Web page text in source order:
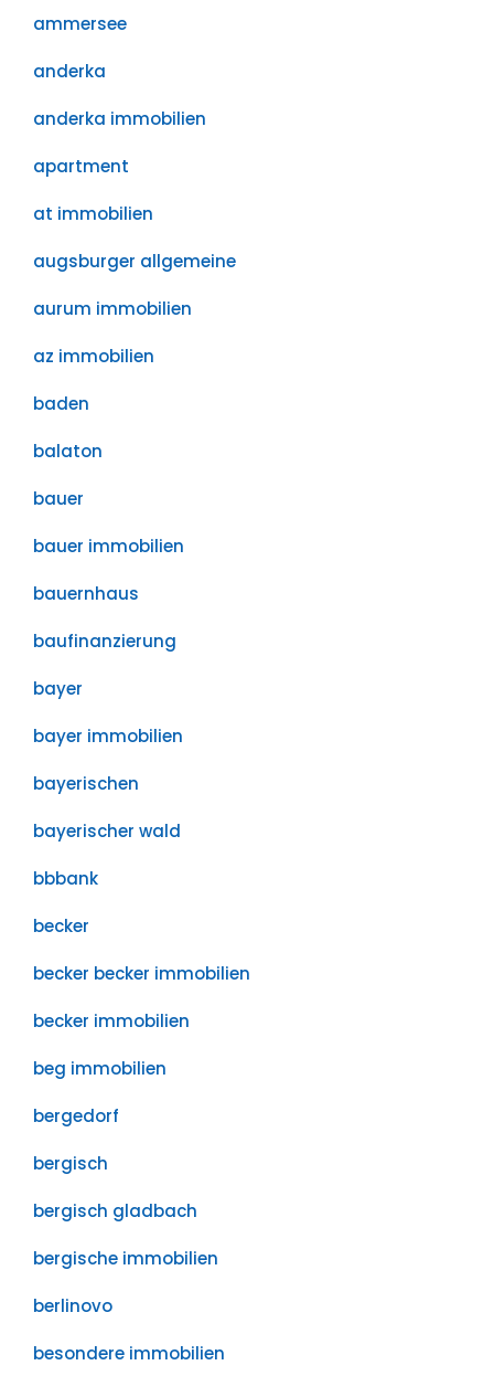
ammersee
anderka
anderka immobilien
apartment
at immobilien
augsburger allgemeine
aurum immobilien
az immobilien
baden
balaton
bauer
bauer immobilien
bauernhaus
baufinanzierung
bayer
bayer immobilien
bayerischen
bayerischer wald
bbbank
becker
becker becker immobilien
becker immobilien
beg immobilien
bergedorf
bergisch
bergisch gladbach
bergische immobilien
berlinovo
besondere immobilien